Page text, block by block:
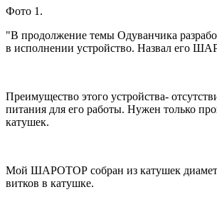
Фото 1.
"В продолжение темы Одуванчика
в исполнении устройство. Назвал его
Преимущество этого устройства-
питания для его работы. Нужен только
катушек.
Мой ШАРОТОР собран из катушек
витков в катушке.